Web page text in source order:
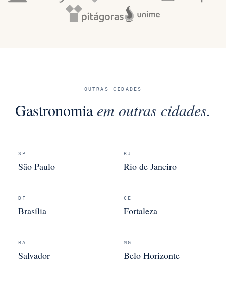
OUTRAS CIDADES
Gastronomia em outras cidades.
SP
São Paulo
RJ
Rio de Janeiro
DF
Brasília
CE
Fortaleza
BA
Salvador
MG
Belo Horizonte